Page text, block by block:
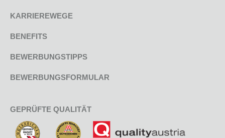
KARRIEREWEGE
BENEFITS
BEWERBUNGSTIPPS
BEWERBUNGSFORMULAR
GEPRÜFTE QUALITÄT